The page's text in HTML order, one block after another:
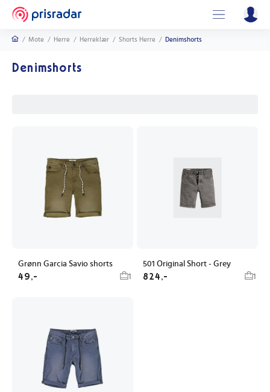
/ Mote / Herre / Herreklær / Shorts Herre / Denimshorts
Denimshorts
Grønn Garcia Savio shorts
49,- 1
501 Original Short - Grey
824,- 1